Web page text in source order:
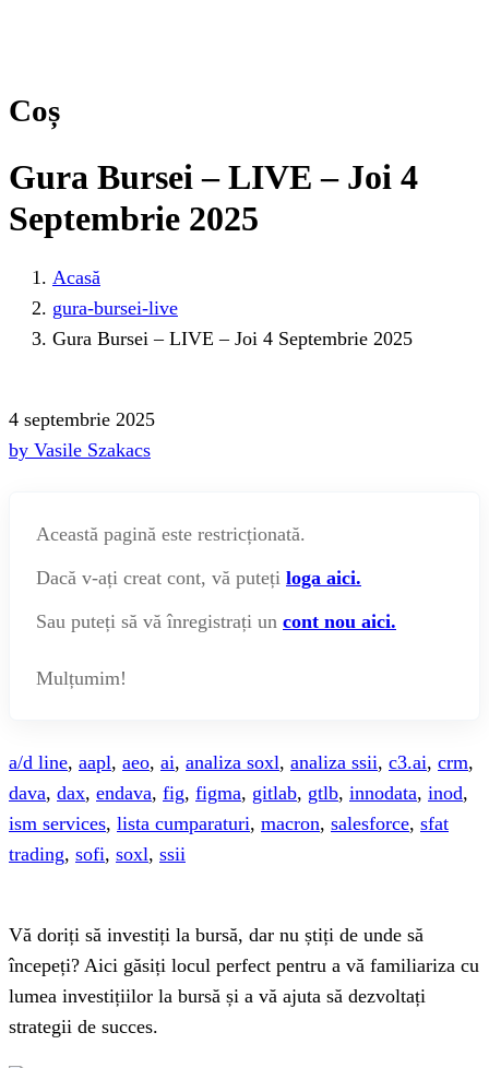
Coș
Gura Bursei – LIVE – Joi 4
Septembrie 2025
Acasă
gura-bursei-live
Gura Bursei – LIVE – Joi 4 Septembrie 2025
4 septembrie 2025
by Vasile Szakacs
Această pagină este restricționată.
Dacă v-ați creat cont, vă puteți loga aici.
Sau puteți să vă înregistrați un cont nou aici.
Mulțumim!
a/d line, aapl, aeo, ai, analiza soxl, analiza ssii, c3.ai, crm,
dava, dax, endava, fig, figma, gitlab, gtlb, innodata, inod,
ism services, lista cumparaturi, macron, salesforce, sfat
trading, sofi, soxl, ssii
Vă doriți să investiți la bursă, dar nu știți de unde să
începeți? Aici găsiți locul perfect pentru a vă familiariza cu
lumea investițiilor la bursă și a vă ajuta să dezvoltați
strategii de succes.